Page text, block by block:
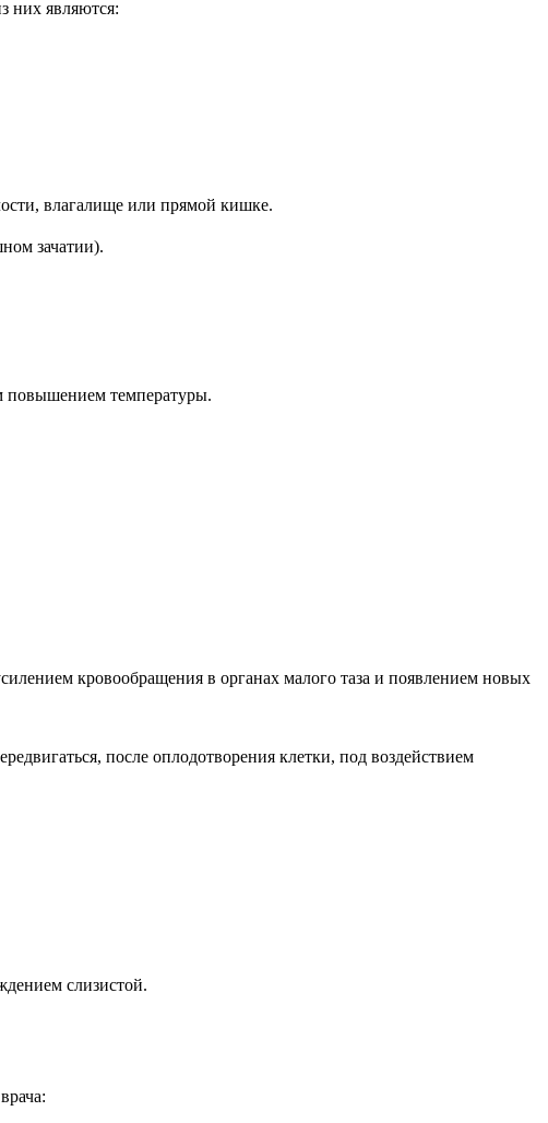
них являются:
влагалище или прямой кишке.
зачатии).
повышением температуры.
кровообращения в органах малого таза и появлением новых
после оплодотворения клетки, под воздействием
слизистой.